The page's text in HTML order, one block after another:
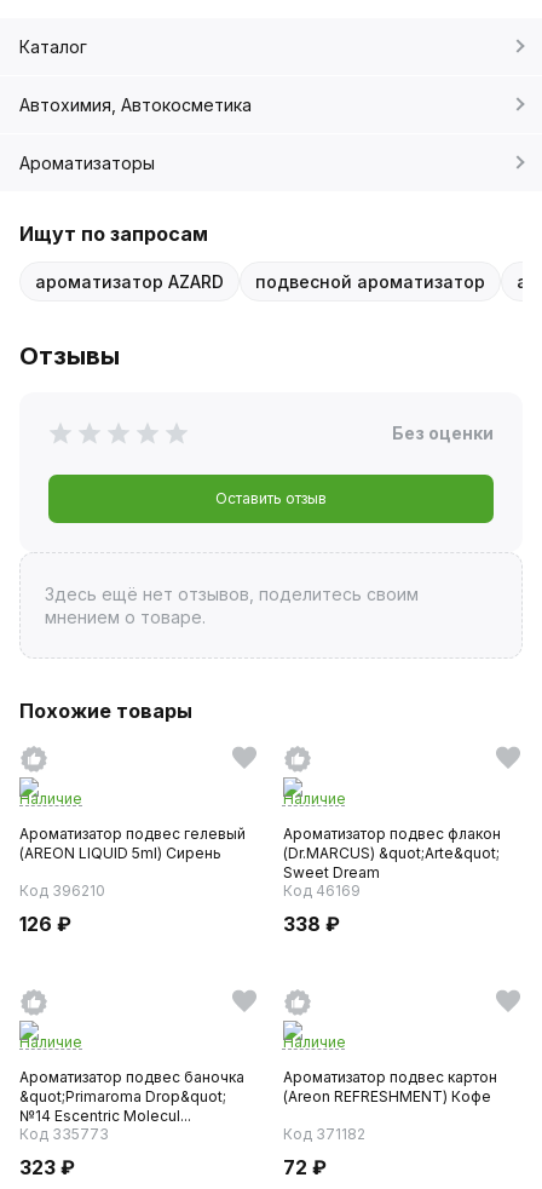
Каталог
Автохимия, Автокосметика
Ароматизаторы
Ищут по запросам
ароматизатор AZARD подвесной ароматизатор
Отзывы
Без оценки
Оставить отзыв
Здесь ещё нет отзывов, поделитесь своим
мнением о товаре.
Похожие товары
Наличие
Ароматизатор подвес гелевый
(AREON LIQUID 5ml) Сирень
Код 396210
126 ₽
Наличие
Ароматизатор подвес флакон
(Dr.MARCUS) &quot;Arte&quot;
Sweet Dream
Код 46169
338 ₽
Наличие
Ароматизатор подвес баночка
&quot;Primaroma Drop&quot;
№14 Escentric Molecul...
Код 335773
323 ₽
Наличие
Ароматизатор подвес картон
(Areon REFRESHMENT) Кофе
Код 371182
72 ₽